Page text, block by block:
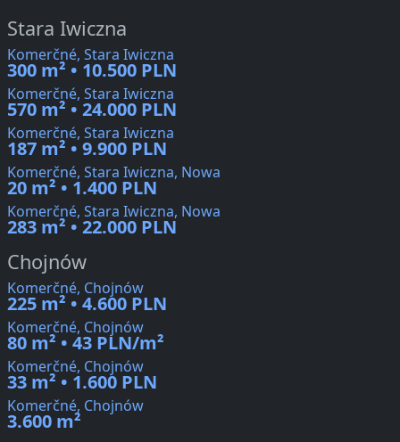
Stara Iwiczna
Komerčné, Stara Iwiczna
300 m² • 10.500 PLN
Komerčné, Stara Iwiczna
570 m² • 24.000 PLN
Komerčné, Stara Iwiczna
187 m² • 9.900 PLN
Komerčné, Stara Iwiczna, Nowa
20 m² • 1.400 PLN
Komerčné, Stara Iwiczna, Nowa
283 m² • 22.000 PLN
Chojnów
Komerčné, Chojnów
225 m² • 4.600 PLN
Komerčné, Chojnów
80 m² • 43 PLN/m²
Komerčné, Chojnów
33 m² • 1.600 PLN
Komerčné, Chojnów
3.600 m²